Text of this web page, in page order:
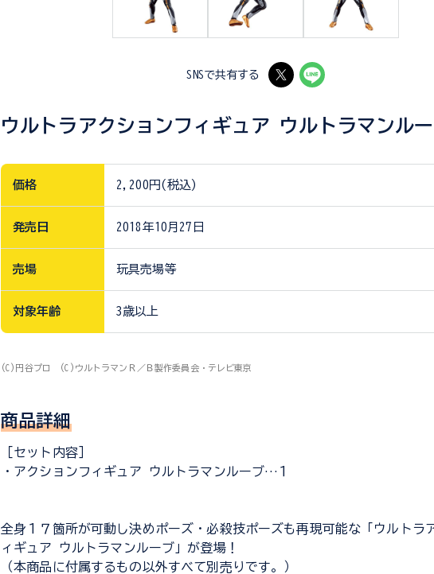
SNSで共有する
ウルトラアクションフィギュア ウルトラマンル
価格 2,200円(税込)
発売日 2018年10月27日
売場 玩具売場等
対象年齢 3歳以上
(C)円谷プロ (C)ウルトラマンＲ／Ｂ製作委員会・テレビ東京
商品詳細
［セット内容］
・アクションフィギュア ウルトラマンルーブ…１
全身１７箇所が可動し決めポーズ・必殺技ポーズも再現可能な「ウルトラ
ィギュア ウルトラマンルーブ」が登場！
（本商品に付属するもの以外すべて別売りです。）